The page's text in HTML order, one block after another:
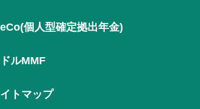
個人型確定拠出年金)
ルMMF
トマップ